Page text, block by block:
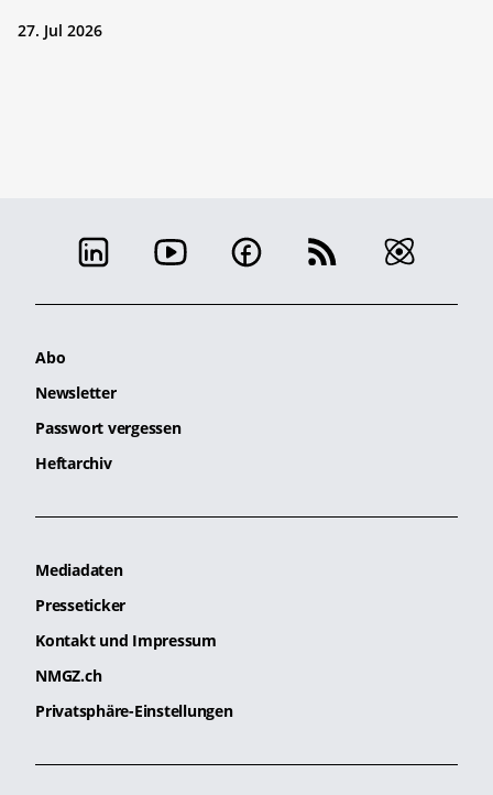
27. Jul 2026
Abo
Newsletter
Passwort vergessen
Heftarchiv
Mediadaten
Presseticker
Kontakt und Impressum
NMGZ.ch
Privatsphäre-Einstellungen